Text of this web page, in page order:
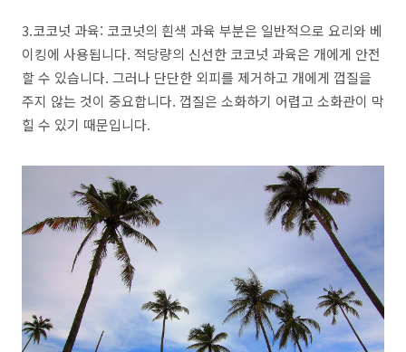
3.코코넛 과육: 코코넛의 흰색 과육 부분은 일반적으로 요리와 베
이킹에 사용됩니다. 적당량의 신선한 코코넛 과육은 개에게 안전
할 수 있습니다. 그러나 단단한 외피를 제거하고 개에게 껍질을
주지 않는 것이 중요합니다. 껍질은 소화하기 어렵고 소화관이 막
힐 수 있기 때문입니다.